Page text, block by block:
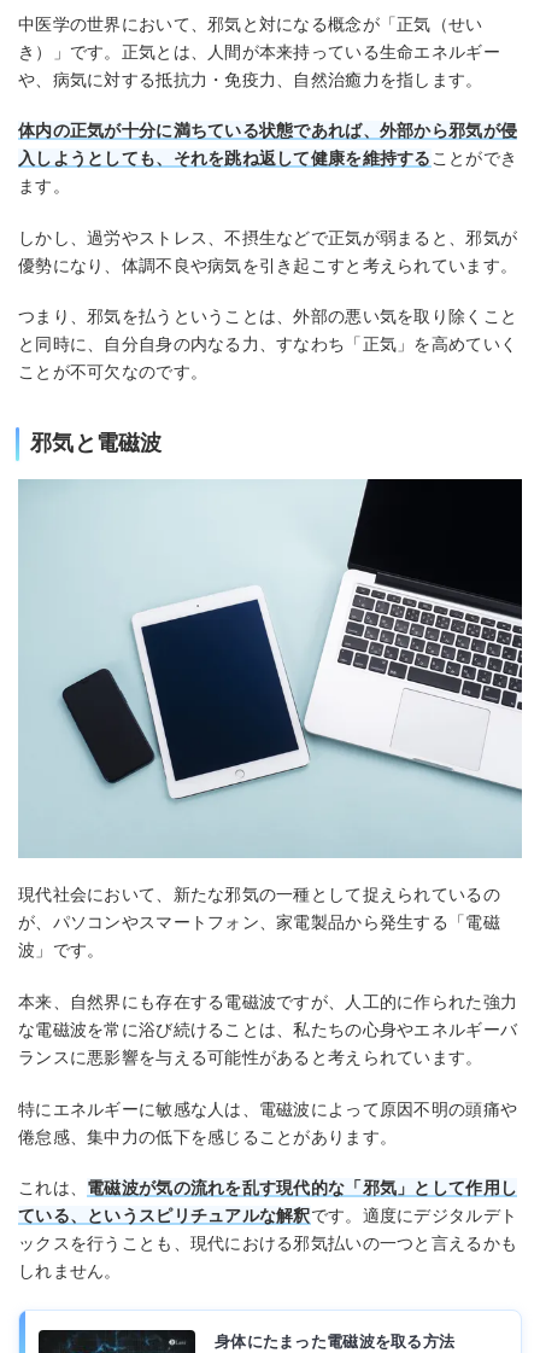
中医学の世界において、邪気と対になる概念が「正気（せい
き）」です。正気とは、人間が本来持っている生命エネルギー
や、病気に対する抵抗力・免疫力、自然治癒力を指します。
体内の正気が十分に満ちている状態であれば、外部から邪気が侵
入しようとしても、それを跳ね返して健康を維持する ことができ
ます。
しかし、過労やストレス、不摂生などで正気が弱まると、邪気が
優勢になり、体調不良や病気を引き起こすと考えられています。
つまり、邪気を払うということは、外部の悪い気を取り除くこと
と同時に、自分自身の内なる力、すなわち「正気」を高めていく
ことが不可欠なのです。
邪気と電磁波
現代社会において、新たな邪気の一種として捉えられているの
が、パソコンやスマートフォン、家電製品から発生する「電磁
波」です。
本来、自然界にも存在する電磁波ですが、人工的に作られた強力
な電磁波を常に浴び続けることは、私たちの心身やエネルギーバ
ランスに悪影響を与える可能性があると考えられています。
特にエネルギーに敏感な人は、電磁波によって原因不明の頭痛や
倦怠感、集中力の低下を感じることがあります。
これは、 電磁波が気の流れを乱す現代的な「邪気」として作用し
ている、というスピリチュアルな解釈です。適度にデジタルデト
ックスを行うことも、現代における邪気払いの一つと言えるかも
しれません。
身体にたまった電磁波を取る方法